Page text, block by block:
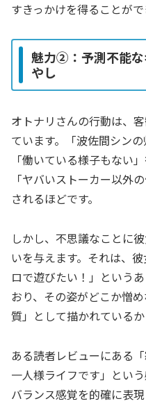
すきっかけを得ることがで
魅力②：予測不能
やし
オトナリさんの行動は、
ています。「波佐間シン
「働いている様子もない
「ヤバいストーカー以外
されるほどです。
しかし、不思議なことに
いを与えます。それは、
ロで遊びたい！」という
おり、その姿がどこか憎
質」として描かれているか
ある読者レビューにある
一人様ライフです」とい
バランス感覚を的確に表